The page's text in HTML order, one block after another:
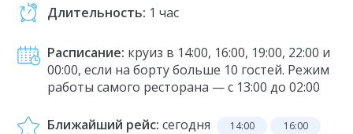
Длительность: 1 час
Расписание: круиз в 14:00, 16:00, 19:00, 22:00 и
00:00, если на борту больше 10 гостей. Режим
работы самого ресторана — с 13:00 до 02:00
Ближайший рейс: сегодня 14:00
16:00